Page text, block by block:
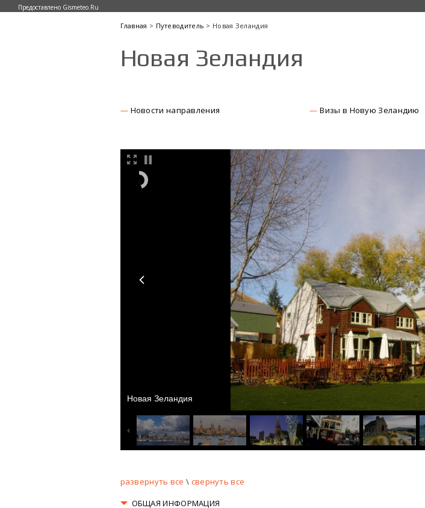
Предоставлено Gismeteo.Ru
Главная > Путеводитель > Новая Зеландия
Новая Зеландия
Новости направления Визы в Новую Зеландию
Новая Зеландия
развернуть все \ свернуть все
ОБЩАЯ ИНФОРМАЦИЯ